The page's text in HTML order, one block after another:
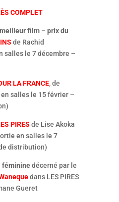
COMPLET
film – prix du
de Rachid
salles le 7 décembre –
LA FRANCE, de
salles le 15 février –
PIRES de Lise Akoka
en salles le 7
distribution)
fémininedécerné par le
dans LES PIRES
Gueret